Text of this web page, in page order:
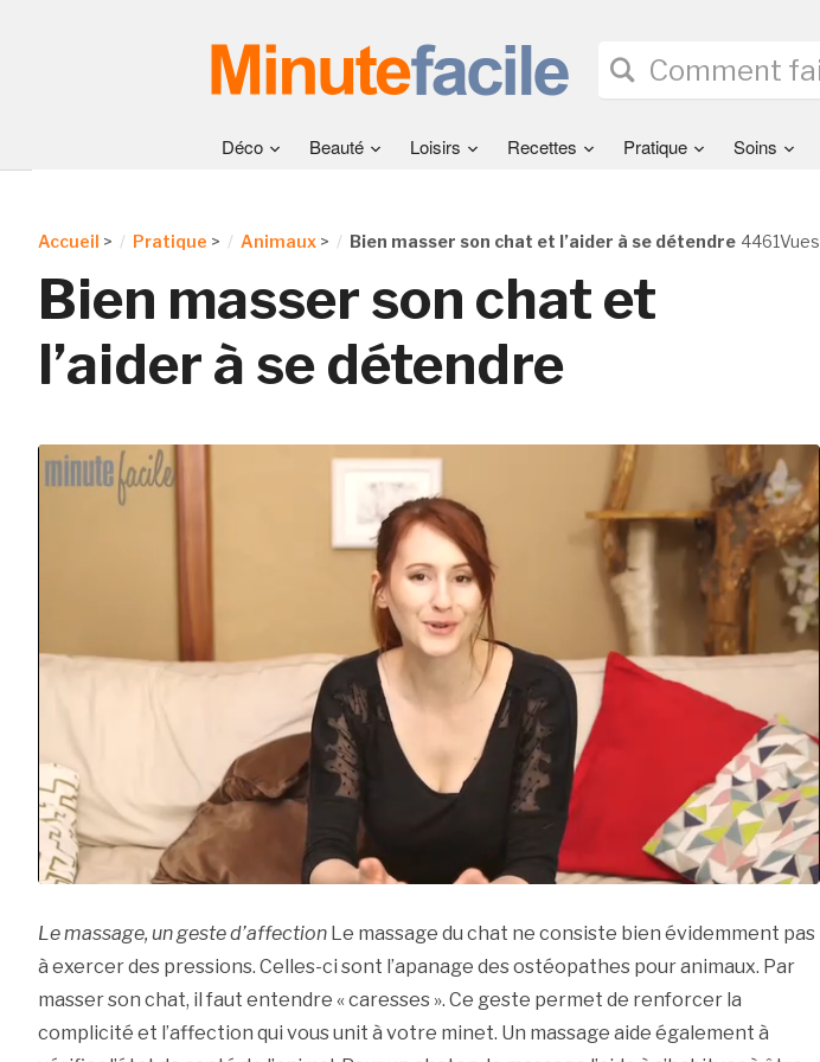
Déco Beauté Loisirs Recettes Pratique Soins
4461Vues
Accueil > Pratique > Animaux> Bien masser son chat et l’aider à se détendre
Bien masser son chat et
l’aider à se détendre
Le massage, un geste d’affectionLe massage du chat ne consiste bien évidemment pas
à exercer des pressions. Celles-ci sont l’apanage des ostéopathes pour animaux. Par
masser son chat, il faut entendre « caresses ». Ce geste permet de renforcer la
complicité et l’affection qui vous unit à votre minet. Un massage aide également à